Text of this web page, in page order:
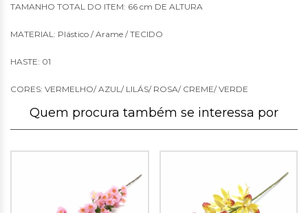
TAMANHO TOTAL DO ITEM: 66 cm DE ALTURA
MATERIAL: Plástico / Arame / TECIDO
HASTE: 01
CORES: VERMELHO/ AZUL/ LILÁS/ ROSA/ CREME/ VERDE
Quem procura também se interessa por